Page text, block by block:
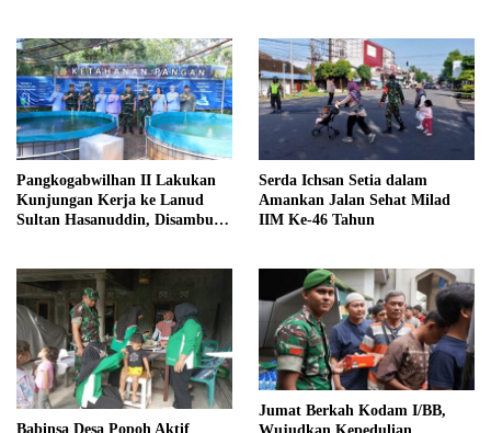
Pangkogabwilhan II Lakukan
Kunjungan Kerja ke Lanud
Sultan Hasanuddin, Disambut
Serda Ichsan Setia dalam
Amankan Jalan Sehat Milad
IIM Ke-46 Tahun
Babinsa Desa Popoh Aktif
Jumat Berkah Kodam I/BB,